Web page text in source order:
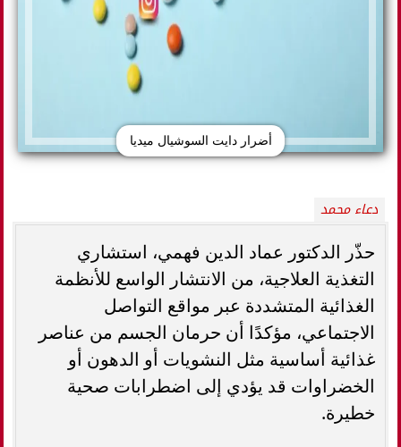
أضرار دايت السوشيال ميديا
دعاء محمد
حذّر الدكتور عماد الدين فهمي، استشاري
التغذية العلاجية، من الانتشار الواسع للأنظمة
الغذائية المتشددة عبر مواقع التواصل
الاجتماعي، مؤكدًا أن حرمان الجسم من عناصر
غذائية أساسية مثل النشويات أو الدهون أو
الخضراوات قد يؤدي إلى اضطرابات صحية
خطيرة.